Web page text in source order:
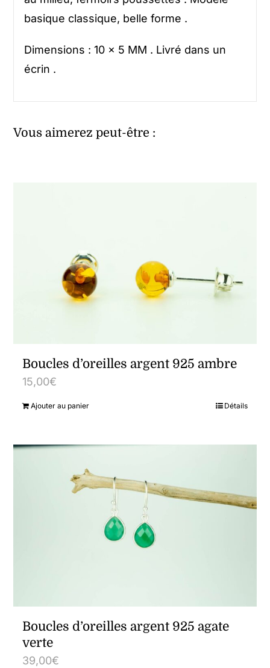
basique classique, belle forme .
Dimensions : 10 x 5 MM . Livré dans un
écrin .
Vous aimerez peut-être :
Boucles d’oreilles argent 925 ambre
15,00€
Ajouter au panier Détails
Boucles d’oreilles argent 925 agate
verte
39,00€